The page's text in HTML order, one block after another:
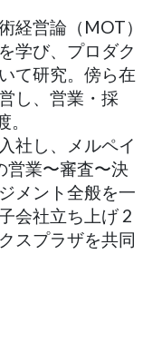
経営論（MOT）
学び、プロダク
て研究。傍ら在
し、営業・採
社し、メルペイ
営業〜審査〜決
メント全般を一
会社立ち上げ 2
スプラザを共同